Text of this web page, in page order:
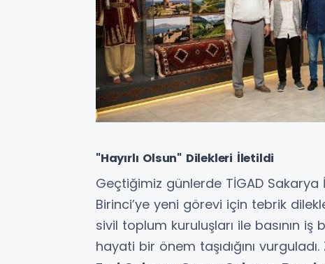
"Hayırlı Olsun" Dilekleri İletildi
Geçtiğimiz günlerde TİGAD Sakarya
Birinci’ye yeni görevi için tebrik
sivil toplum kuruluşları ile basının iş
hayati bir önem taşıdığını